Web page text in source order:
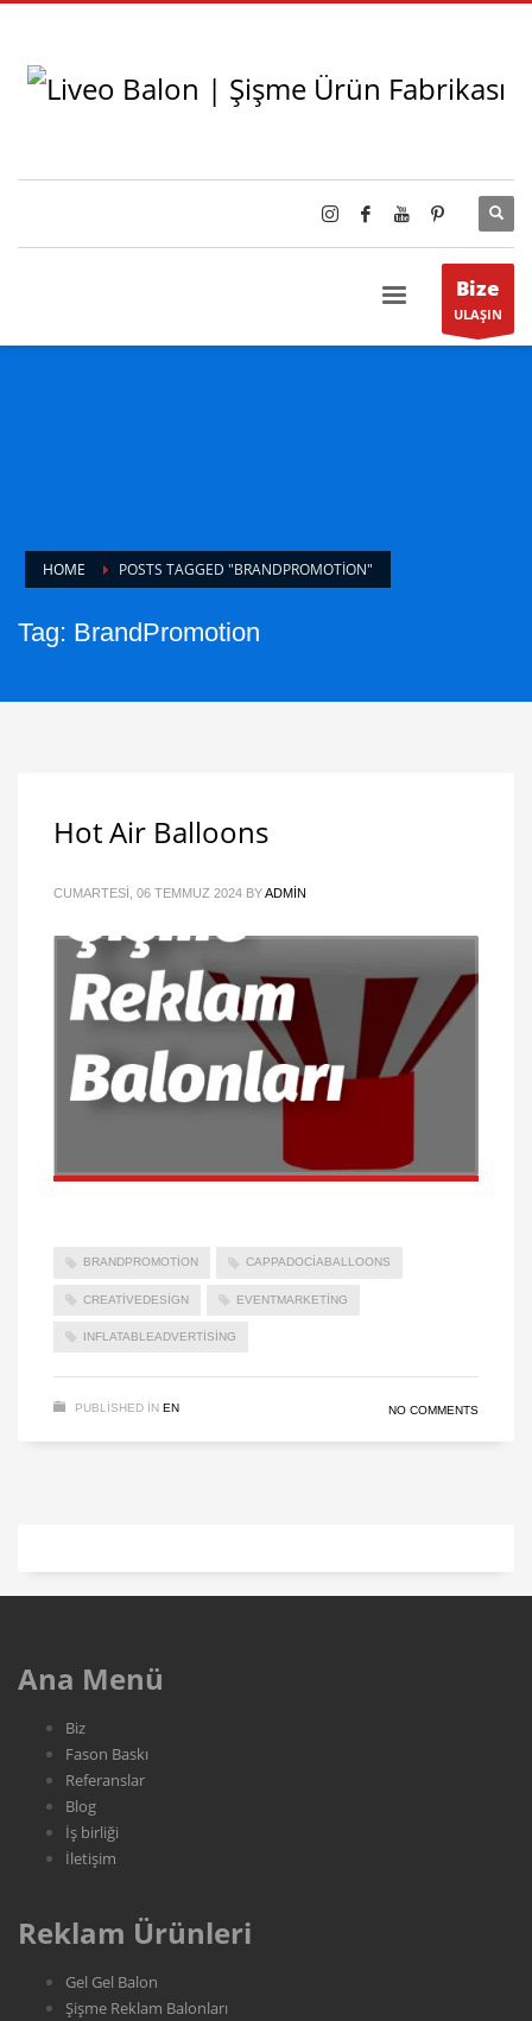
Bize
ULAŞIN
HOME POSTS TAGGED "BRANDPROMOTION"
Tag: BrandPromotion
Hot Air Balloons
CUMARTESI, 06 TEMMUZ 2024 BYADMIN
BRANDPROMOTION CAPPADOCIABALLOONS
CREATIVEDESIGN EVENTMARKETING
INFLATABLEADVERTISING
PUBLISHED IN EN NO COMMENTS
Ana Menü
Biz
Fason Baskı
Referanslar
Blog
İş birliği
İletişim
Reklam Ürünleri
Gel Gel Balon
Şişme Reklam Balonları